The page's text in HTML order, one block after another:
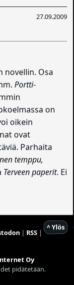
27.09.2009
novellin. Osa
Portti-
on
oikein
ovat
Parhaita
temppu,
Terveen paperit. Ei
^ Ylös
| RSS|
Oy
pidätetään.